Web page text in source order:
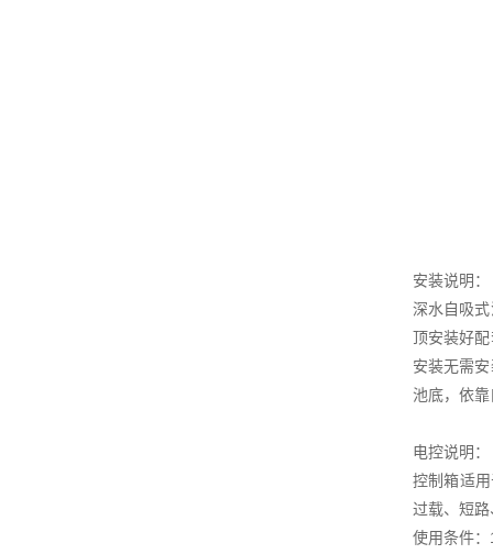
安装说明：
深水自吸
顶安装好
安装无需
池底，依
电控说明：
控制箱适
过载、短
使用条件